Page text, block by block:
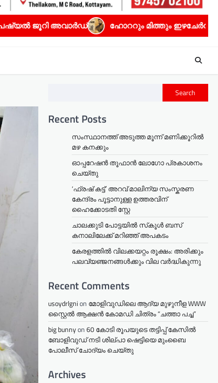
ഹോററും മിത്തും ഇഴചേർന്ന ധ്യാൻ ശ്രീനിവാസൻ്റെ
Search
Recent Posts
സംസ്ഥാനത്ത് അടുത്ത മൂന്ന് മണിക്കൂറിൽ
മഴ കനക്കും
ഓപ്പറേഷൻ തൂഫാൻ ലോഗോ പ്രകാശനം
ചെയ്തു
‘ഫ്രഷ് കട്ട്’ അറവ് മാലിന്യ സംസ്കരണ
കേന്ദ്രം പൂട്ടാനുള്ള ഉത്തരവിന്
ഹൈക്കോടതി സ്റ്റേ
ചാലക്കുടി പോട്ടയിൽ സ്‌കൂൾ ബസ്
കനാലിലേക്ക് മറിഞ്ഞ് അപകടം
കേരളത്തില്‍ വിലക്കയറ്റം രൂക്ഷം: അരിക്കും
പലവ്യഞ്ജനങ്ങള്‍ക്കും വില വർദ്ധികുന്നു
Recent Comments
usoydrlgnion മോളിവുഡിലെ ആദ്യ മുഴുനീള WWW
സ്റ്റൈൽ ആക്ഷൻ കോമഡി ചിത്രം “ചത്താ പച്ച”
big bunnyon60 കോടി രൂപയുടെ തട്ടിപ്പ് കേസിൽ
ബോളിവുഡ് നടി ശില്പാ ഷെട്ടിയെ മുംബൈ
പോലീസ് ചോദ്യം ചെയ്തു
Archives